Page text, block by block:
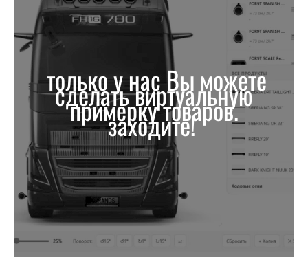
только у нас Вы можете
сделать виртуальную
примерку товаров.
заходите!